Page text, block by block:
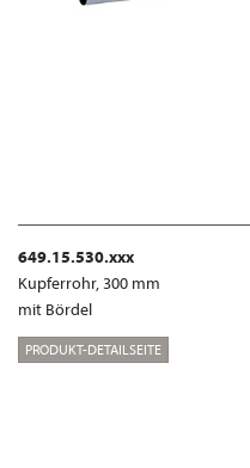
649.15.530.xxx
Kupferrohr, 300 mm
mit Bördel
PRODUKT-DETAILSEITE